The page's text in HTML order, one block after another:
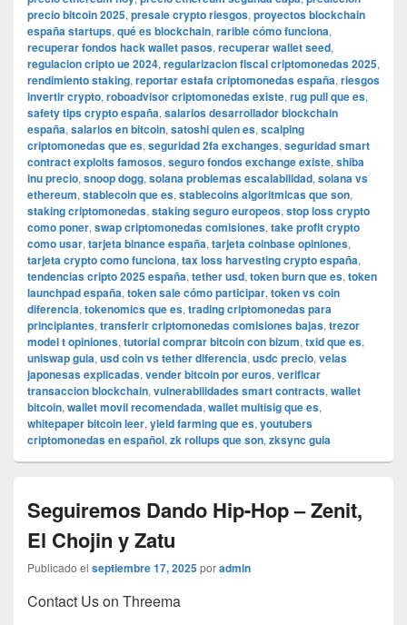
precio bitcoin 2025, presale crypto riesgos, proyectos blockchain
españa startups, qué es blockchain, rarible cómo funciona,
recuperar fondos hack wallet pasos, recuperar wallet seed,
regulacion cripto ue 2024, regularizacion fiscal criptomonedas 2025,
rendimiento staking, reportar estafa criptomonedas españa, riesgos
invertir crypto, roboadvisor criptomonedas existe, rug pull que es,
safety tips crypto españa, salarios desarrollador blockchain
españa, salarios en bitcoin, satoshi quien es, scalping
criptomonedas que es, seguridad 2fa exchanges, seguridad smart
contract exploits famosos, seguro fondos exchange existe, shiba
inu precio, snoop dogg, solana problemas escalabilidad, solana vs
ethereum, stablecoin que es, stablecoins algoritmicas que son,
staking criptomonedas, staking seguro europeos, stop loss crypto
como poner, swap criptomonedas comisiones, take profit crypto
como usar, tarjeta binance españa, tarjeta coinbase opiniones,
tarjeta crypto como funciona, tax loss harvesting crypto españa,
tendencias cripto 2025 españa, tether usd, token burn que es, token
launchpad españa, token sale cómo participar, token vs coin
diferencia, tokenomics que es, trading criptomonedas para
principiantes, transferir criptomonedas comisiones bajas, trezor
model t opiniones, tutorial comprar bitcoin con bizum, txid que es,
uniswap guia, usd coin vs tether diferencia, usdc precio, velas
japonesas explicadas, vender bitcoin por euros, verificar
transaccion blockchain, vulnerabilidades smart contracts, wallet
bitcoin, wallet movil recomendada, wallet multisig que es,
whitepaper bitcoin leer, yield farming que es, youtubers
criptomonedas en español, zk rollups que son, zksync guia
Seguiremos Dando Hip-Hop – Zenit,
El Chojin y Zatu
Publicado el septiembre 17, 2025poradmin
Contact Us on Threema